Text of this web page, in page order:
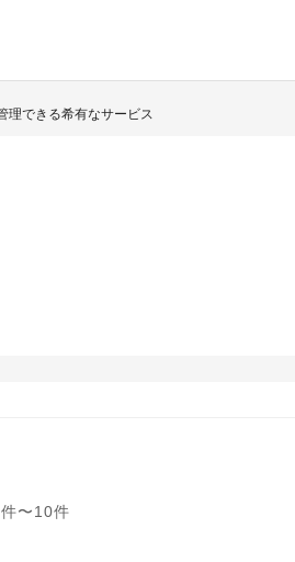
理できる希有なサービス
〜10件